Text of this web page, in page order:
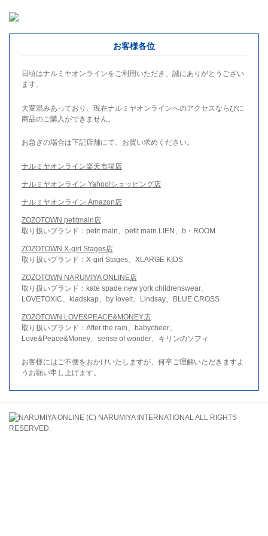
お客様各位
日頃はナルミヤオンラインをご利用いただき、誠にありがとうござい
ます。
大変混みあっており、現在ナルミヤオンラインへのアクセスならびに
商品のご購入ができません。
お急ぎの場合は下記店舗にて、お買い求めください。
ナルミヤオンライン楽天市場店
ナルミヤオンライン Yahoo!ショッピング店
ナルミヤオンライン Amazon店
ZOZOTOWN petitmain店
取り扱いブランド：petit main、petit main LIEN、b・ROOM
ZOZOTOWN X-girl Stages店
取り扱いブランド：X-girl Stages、XLARGE KIDS
ZOZOTOWN NARUMIYA ONLINE店
取り扱いブランド：kate spade new york childrenswear、
LOVETOXIC、kladskap、by loveit、Lindsay、BLUE CROSS
ZOZOTOWN LOVE&PEACE&MONEY店
取り扱いブランド：After the rain、babycheer、
Love&Peace&Money、sense of wonder、キリンのソフィ
お客様にはご不便をおかけいたしますが、何卒ご理解いただきますよ
うお願い申し上げます。